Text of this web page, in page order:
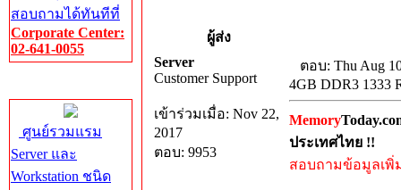
สอบถามได้ทันทีที่
Corporate Center:
02-641-0055
ศูนย์รวมแรม
Server และ
Workstation ชนิด
ผู้ส่ง
Server
Customer Support
เข้าร่วมเมื่อ: Nov 22,
2017
ตอบ: 9953
ตอบ: Thu Aug
4GB DDR3 1333
Memory
ประเทศไทย !!
สอบถามข้อมูลเพิ่